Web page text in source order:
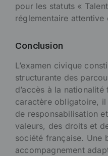
pour les statuts «
réglementaire
Conclusion
L’examen civique
structurante des
d’accès à la
caractère obligatoire, il
de responsabilisation
valeurs, des droits et
société française. Une
accompagnement